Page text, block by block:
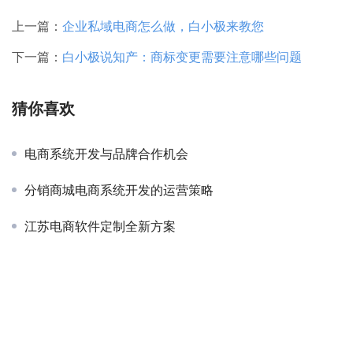
上一篇： 企业私域电商怎么做，白小极来教您
下一篇： 白小极说知产：商标变更需要注意哪些问题
猜你喜欢
电商系统开发与品牌合作机会
分销商城电商系统开发的运营策略
江苏电商软件定制全新方案